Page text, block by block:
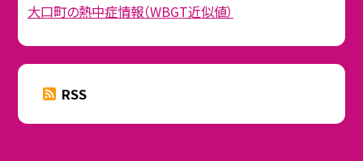
大口町の熱中症情報（WBGT近似値）
RSS